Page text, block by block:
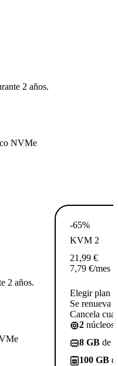
2 años.
NVMe
2 años.
-65%
KVM 2
21,99 €
7,79 €/mes
Elegir plan
Se renueva
Cancela
2 núcleos
8 GB de
100 GB